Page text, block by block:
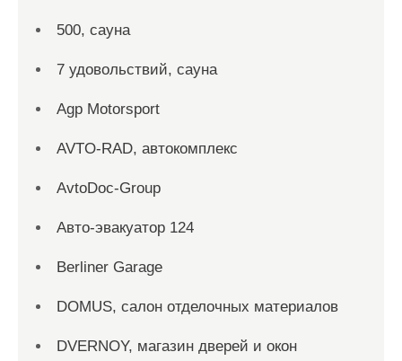
500, сауна
7 удовольствий, сауна
Agp Motorsport
AVTO-RAD, автокомплекс
AvtoDoc-Group
Aвто-эвакуатор 124
Berliner Garage
DOMUS, салон отделочных материалов
DVERNOY, магазин дверей и окон